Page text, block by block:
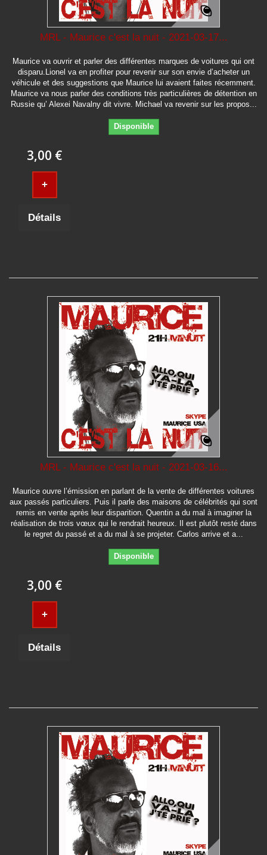
MRL - Maurice c'est la nuit - 2021-03-17...
Maurice va ouvrir et parler des différentes marques de voitures qui ont
disparu.Lionel va en profiter pour revenir sur son envie d’acheter un
véhicule et des suggestions que Maurice lui avaient faites récemment.
Maurice va nous parler des conditions très particulières de détention en
Russie qu’ Alexei Navalny dit vivre. Michael va revenir sur les propos...
Disponible
3,00 €
+
Détails
MRL - Maurice c'est la nuit - 2021-03-16...
Maurice ouvre l’émission en parlant de la vente de différentes voitures
aux passés particuliers. Puis il parle des maisons de célébrités qui sont
remis en vente après leur disparition. Quentin a du mal à imaginer la
réalisation de trois vœux qui le rendrait heureux. Il est plutôt resté dans
le regret du passé et a du mal à se projeter. Carlos arrive et a...
Disponible
3,00 €
+
Détails